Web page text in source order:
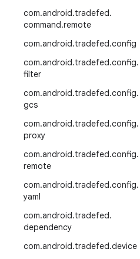
com.android.tradefed.
command.remote
com.android.tradefed.config
com.android.tradefed.config.
filter
com.android.tradefed.config.
gcs
com.android.tradefed.config.
proxy
com.android.tradefed.config.
remote
com.android.tradefed.config.
yaml
com.android.tradefed.
dependency
com.android.tradefed.device